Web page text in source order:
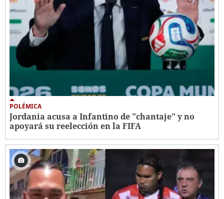
POLÉMICA
Jordania acusa a Infantino de "chantaje" y no
apoyará su reelección en la FIFA